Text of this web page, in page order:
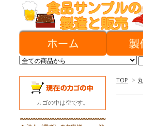
TOP >
カゴの中は空です。